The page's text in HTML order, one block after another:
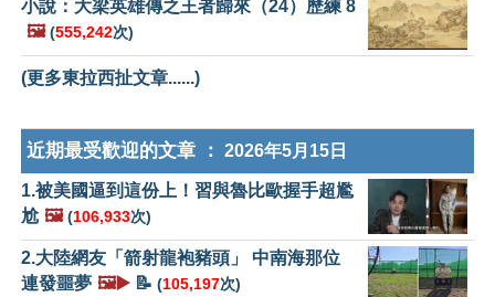
小說：大梁英雄傳之王者歸來（24）歷練 8
🖼️ (555,242次)
(更多東拉西扯文章......)
近期最受歡迎的文章 ： 2026年5月15日
1.被美國逼到這份上！習與魯比歐握手超尷
尬 🖼️ (106,933次)
2.大陸網友「箭射龍袍豬頭」 中南海那位
連發噩夢 🖼️▶️ 📝 (105,197次)